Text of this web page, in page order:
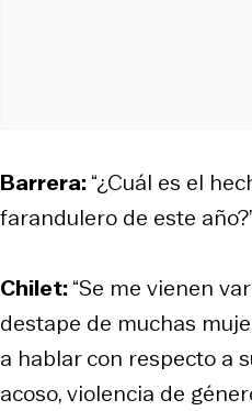
Barrera:“¿Cuál es el
farandulero de este
Chilet:“Se me vienen
destape de muchas
a hablar con respecto a
acoso, violencia de